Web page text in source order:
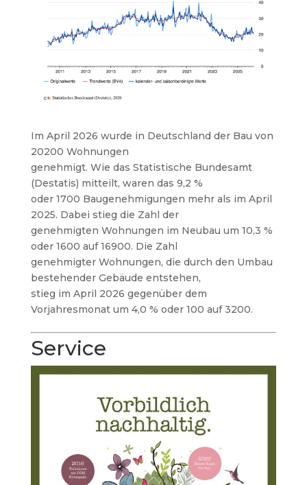
Im April 2026 wurde in Deutschland der Bau von
20200 Wohnungen
genehmigt. Wie das Statistische Bundesamt
(Destatis) mitteilt, waren das 9,2 %
oder 1700 Baugenehmigungen mehr als im April
2025. Dabei stieg die Zahl der
genehmigten Wohnungen im Neubau um 10,3 %
oder 1600 auf 16900. Die Zahl
genehmigter Wohnungen, die durch den Umbau
bestehender Gebäude entstehen,
stieg im April 2026 gegenüber dem
Vorjahresmonat um 4,0 % oder 100 auf 3200.
Service